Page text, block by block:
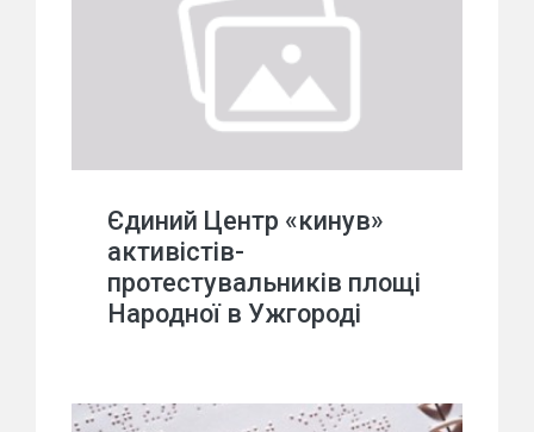
Єдиний Центр «кинув»
активістів-
протестувальників площі
Народної в Ужгороді